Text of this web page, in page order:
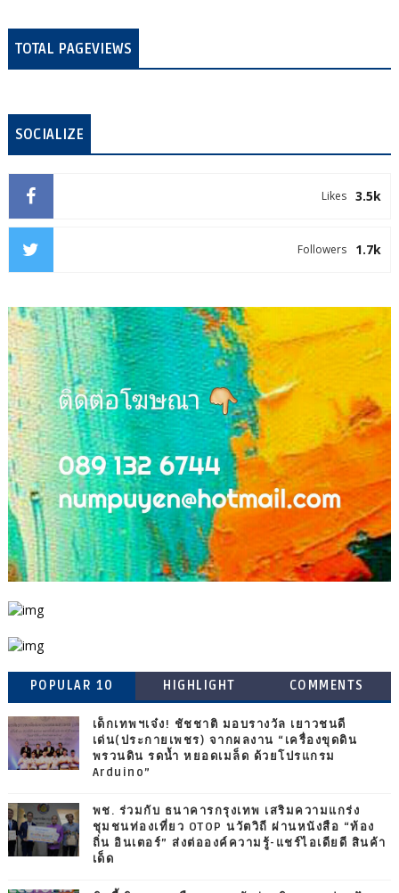
TOTAL PAGEVIEWS
SOCIALIZE
3.5k
Likes
1.7k
Followers
POPULAR 10 HIGHLIGHT COMMENTS
เด็กเทพฯเจ๋ง! ชัชชาติ มอบรางวัล เยาวชนดี
เด่น(ประกายเพชร) จากผลงาน “เครื่องขุดดิน
พรวนดิน รดน้ำ หยอดเมล็ด ด้วยโปรแกรม
Arduino”
พช. ร่วมกับ ธนาคารกรุงเทพ เสริมความแกร่ง
ชุมชนท่องเที่ยว OTOP นวัตวิถี ผ่านหนังสือ “ท้อง
ถิ่น อินเตอร์” ส่งต่อองค์ความรู้-แชร์ไอเดียดี สินค้า
เด็ด